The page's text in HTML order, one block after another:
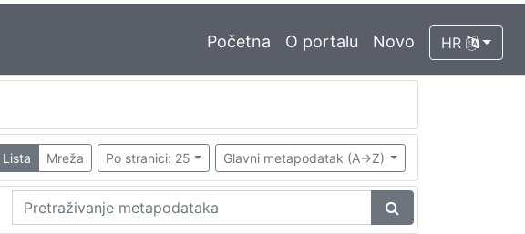
Početna O portalu Novo HR
Lista Mreža Po stranici: 25 Glavni metapodatak (A->Z)